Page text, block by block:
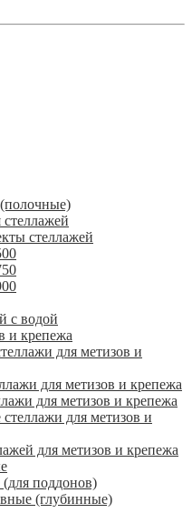
стеллажей
с водой
и крепежа
для метизов и
для метизов и крепежа
для метизов и крепежа
для метизов и
для метизов и крепежа
поддонов)
(глубинные)